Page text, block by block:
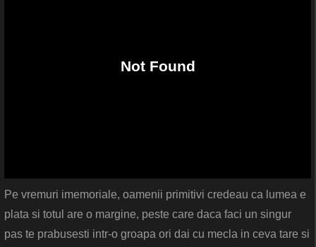
Pe vremuri imemoriale, oamenii primitivi credeau ca lumea e
plata si totul are o margine, peste care daca faci un singur
pas te prabusesti intr-o groapa ori dai cu mecla in ceva tare si